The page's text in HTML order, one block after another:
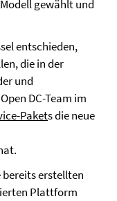
Modell gewählt und
entschieden,
die in der
und
DC-Team im
Pakets die neue
bereits erstellten
Plattform